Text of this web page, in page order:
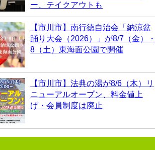
ー、テイクアウトも
【市川市】南行徳自治会「納涼盆
踊り大会（2026）」が8/7（金）・
8（土）東海面公園で開催
【市川市】法典の湯が8/6（木）リ
ニューアルオープン、料金値上
げ・会員制度は廃止